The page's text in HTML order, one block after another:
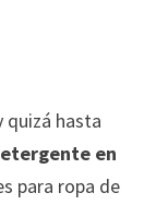
quizá hasta
en
para ropa de